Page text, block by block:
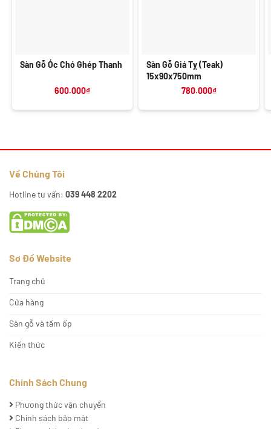
Sàn Gỗ Óc Chó Ghép Thanh
600.000₫
Sàn Gỗ Giá Tỵ (Teak)
15x90x750mm
780.000₫
Về Chúng Tôi
Hotline tư vấn: 039 448 2202
Sơ Đồ Website
Trang chủ
Cửa hàng
Sàn gỗ và tấm ốp
Kiến thức
Chính Sách Chung
Phương thức vận chuyển
Chính sách bảo mật